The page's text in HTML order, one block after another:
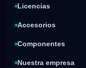
Licencias
Accesorios
Componentes
Nuestra empresa